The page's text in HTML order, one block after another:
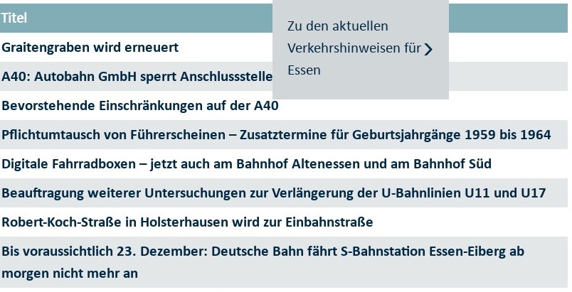
Titel
Graitengraben wird erneuert
A40: Autobahn GmbH sperrt Anschlussstellen
Bevorstehende Einschränkungen auf der A40
Pflichtumtausch von Führerscheinen – Zusatztermine für Geburtsjahrgänge 1959 bis 1964
Digitale Fahrradboxen – jetzt auch am Bahnhof Altenessen und am Bahnhof Süd
Beauftragung weiterer Untersuchungen zur Verlängerung der U-Bahnlinien U11 und U17
Robert-Koch-Straße in Holsterhausen wird zur Einbahnstraße
Bis voraussichtlich 23. Dezember: Deutsche Bahn fährt S-Bahnstation Essen-Eiberg ab
morgen nicht mehr an
Zu den aktuellen
Verkehrshinweisen für
Essen